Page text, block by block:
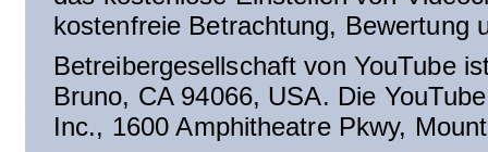
kostenfreie Betrachtung, Bewertung
Betreibergesellschaft von YouTube
Bruno, CA 94066, USA. Die
Inc., 1600 Amphitheatre Pkwy,